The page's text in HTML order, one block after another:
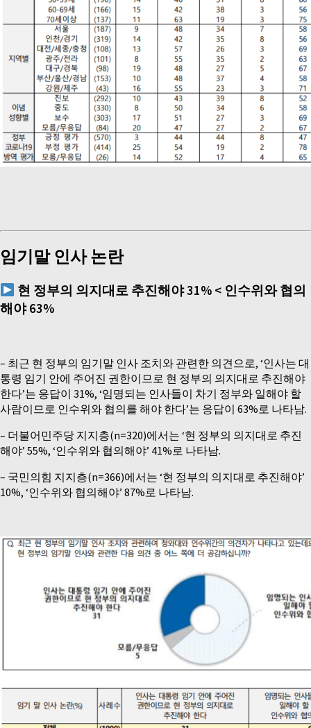
임기말 인사 논란
현 정부의 의지대로 추진해야31% < 인수위와 협의
해야63%
– 최근 현 정부의 임기말 인사 조치와 관련한 의견으로, ‘인사는 대
통령 임기 안에 주어진 권한이므로 현 정부의 의지대로 추진해야
한다’는 응답이 31%, ‘임명되는 인사들이 차기 정부와 일해야 할
사람이므로 인수위와 협의를 해야 한다’는 응답이 63%로 나타남.
– 더불어민주당 지지층(n=320)에서는 ‘현 정부의 의지대로 추진
해야’ 55%, ‘인수위와 협의해야’ 41%로 나타남.
– 국민의힘 지지층(n=366)에서는 ‘현 정부의 의지대로 추진해야’
10%, ‘인수위와 협의해야’ 87%로 나타남.